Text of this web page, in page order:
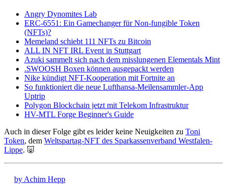
Angry Dynomites Lab
ERC-6551: Ein Gamechanger für Non-fungible Token
(NFTs)?
Memeland schiebt 111 NFTs zu Bitcoin
ALL IN NFT IRL Event in Stuttgart
Azuki sammelt sich nach dem misslungenen Elementals Mint
.SWOOSH Boxen können ausgepackt werden
Nike kündigt NFT-Kooperation mit Fortnite an
So funktioniert die neue Lufthansa-Meilensammler-App
Uptrip
Polygon Blockchain jetzt mit Telekom Infrastruktur
HV-MTL Forge Beginner's Guide
Auch in dieser Folge gibt es leider keine Neuigkeiten zu Toni
Token, dem Weltspartag-NFT des Sparkassenverband Westfalen-
Lippe. 🐷
by Achim Hepp